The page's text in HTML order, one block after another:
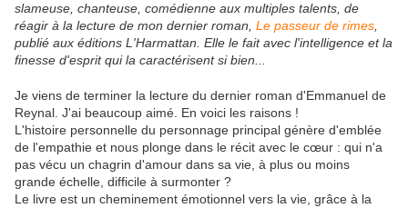
slameuse, chanteuse, comédienne aux multiples talents, de
réagir à la lecture de mon dernier roman, Le passeur de rimes
publié aux éditions L'Harmattan. Elle le fait avec l'intelligence et la
finesse d'esprit qui la caractérisent si bien...
Je viens de terminer la lecture du dernier roman d'Emmanuel de
Reynal. J'ai beaucoup aimé. En voici les raisons !
L'histoire personnelle du personnage principal génère d'emblée
de l'empathie et nous plonge dans le récit avec le cœur : qui n'a
pas vécu un chagrin d'amour dans sa vie, à plus ou moins
grande échelle, difficile à surmonter ?
Le livre est un cheminement émotionnel vers la vie, grâce à la